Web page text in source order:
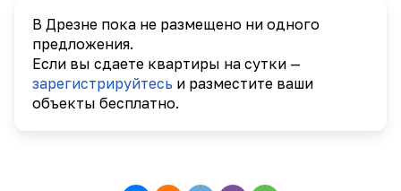
В Дрезне пока не размещено ни одного
предложения.
Если вы сдаете квартиры на сутки —
зарегистрируйтесь и разместите ваши
объекты бесплатно.